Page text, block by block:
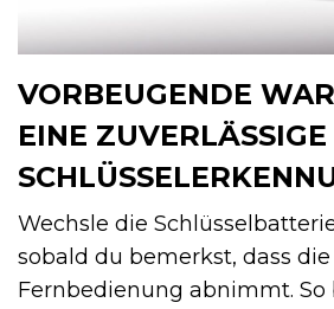
VORBEUGENDE
EINE ZUVERLÄSSIGE
Wechsle die
sobald du bemerkst, dass
Fernbedienung abnimmt. So